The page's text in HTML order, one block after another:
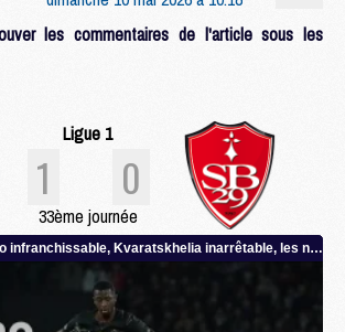
les commentaires de l'article sous les
Ligue 1
1 0
33ème journée